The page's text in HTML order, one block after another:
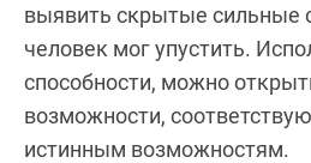
выявить скрытые сильные
человек мог упустить.
способности, можно
возможности,
истинным возможностям.